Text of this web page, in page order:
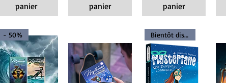
panier
panier
panier
- 50% Bientôt dispo